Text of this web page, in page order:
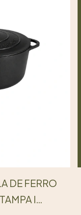
DE FERRO
I